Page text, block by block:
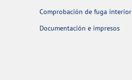
Comprobación de fuga interior
Documentación e impresos